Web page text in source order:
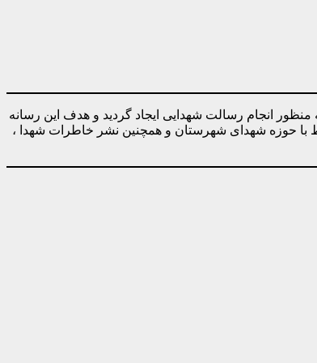
مستقل به منظور انجام رسالت شهدایی ایجاد گردید و هدف این رسانه
با حوزه شهدای شهرستان و همچنین نشر خاطرات شهدا ،